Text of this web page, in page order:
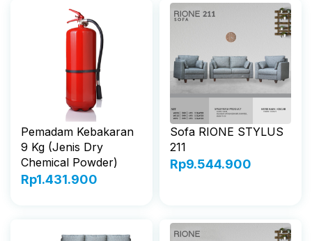
Pemadam Kebakaran
9 Kg (Jenis Dry
Chemical Powder)
Rp1.431.900
Sofa RIONE STYLUS
211
Rp9.544.900